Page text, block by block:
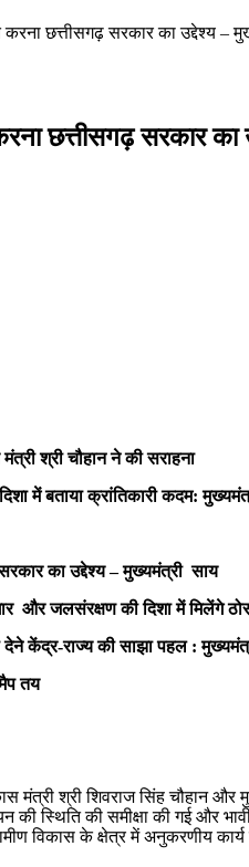
करना छत्तीसगढ़ सरकार का उद्देश्य –
छत्तीसगढ़ सरकार का
श्री चौहान ने की सराहना
में बताया क्रांतिकारी कदम:
का उद्देश्य – मुख्यमंत्री साय
और जलसंरक्षण की दिशा में मिलेंगे
केंद्र-राज्य की साझा पहल :
तय
मंत्री श्री शिवराज सिंह चौहान
स्थिति की समीक्षा की गई और
विकास के क्षेत्र में अनुकरणीय